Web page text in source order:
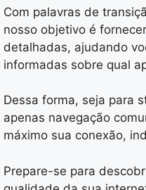
Com palavras de
nosso objetivo é
detalhadas, ajudando
informadas sobre qual
Dessa forma, seja para
apenas navegação
máximo sua conexão,
Prepare-se para